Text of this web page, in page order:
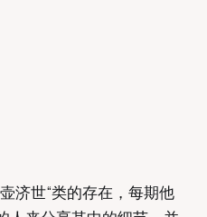
济世“类的存在，每期他